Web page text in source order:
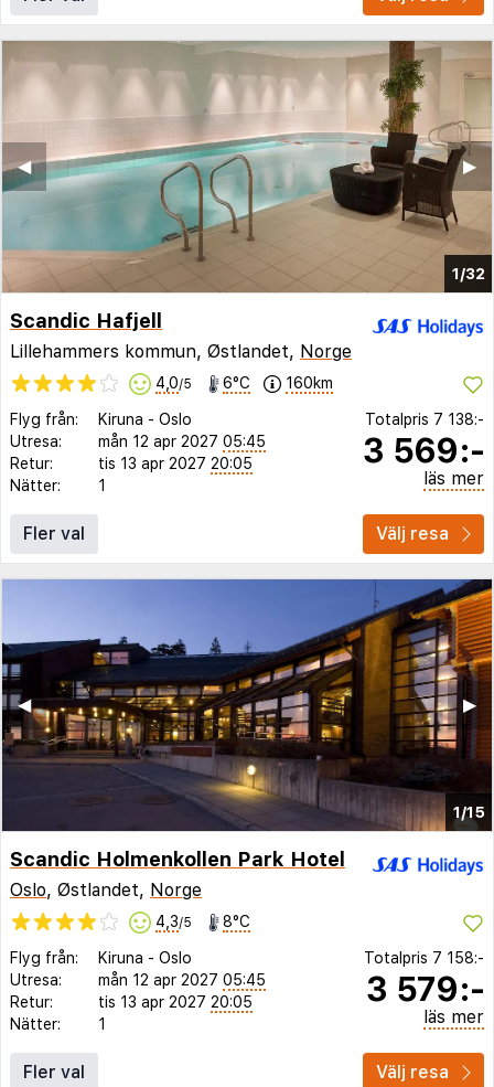
1/32
▶︎
◀︎
Scandic Hafjell
Lillehammers kommun, Østlandet, Norge
4,0/5 6°C 160km
Flyg från: Kiruna - Oslo
Utresa:
mån 12 apr 2027 05:45
Retur:
tis 13 apr 2027 20:05
Nätter:
1
Totalpris 7 138:-
3 569:-
läs mer
Fler val Välj resa
1/15
▶︎
◀︎
Scandic Holmenkollen Park Hotel
Oslo, Østlandet, Norge
4,3/5 8°C
Flyg från: Kiruna - Oslo
Utresa:
mån 12 apr 2027 05:45
Retur:
tis 13 apr 2027 20:05
Nätter:
1
Totalpris 7 158:-
3 579:-
läs mer
Fler val Välj resa